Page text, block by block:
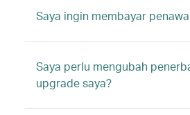
Saya ingin membayar
Saya perlu mengubah
upgrade saya?